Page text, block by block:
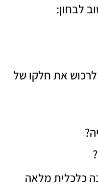
לבחון:
את חלקו של
כלכלית מלאה